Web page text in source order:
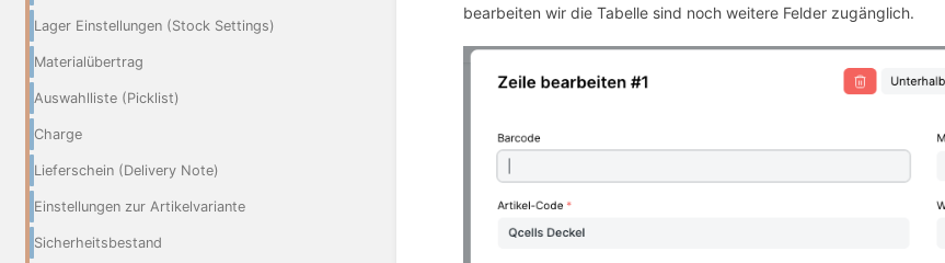
Lager Einstellungen (Stock Settings)
Materialübertrag
Auswahlliste (Picklist)
Charge
Lieferschein (Delivery Note)
Einstellungen zur Artikelvariante
Sicherheitsbestand
bearbeiten wir die Tabelle sind noch weitere Felder zugänglich.